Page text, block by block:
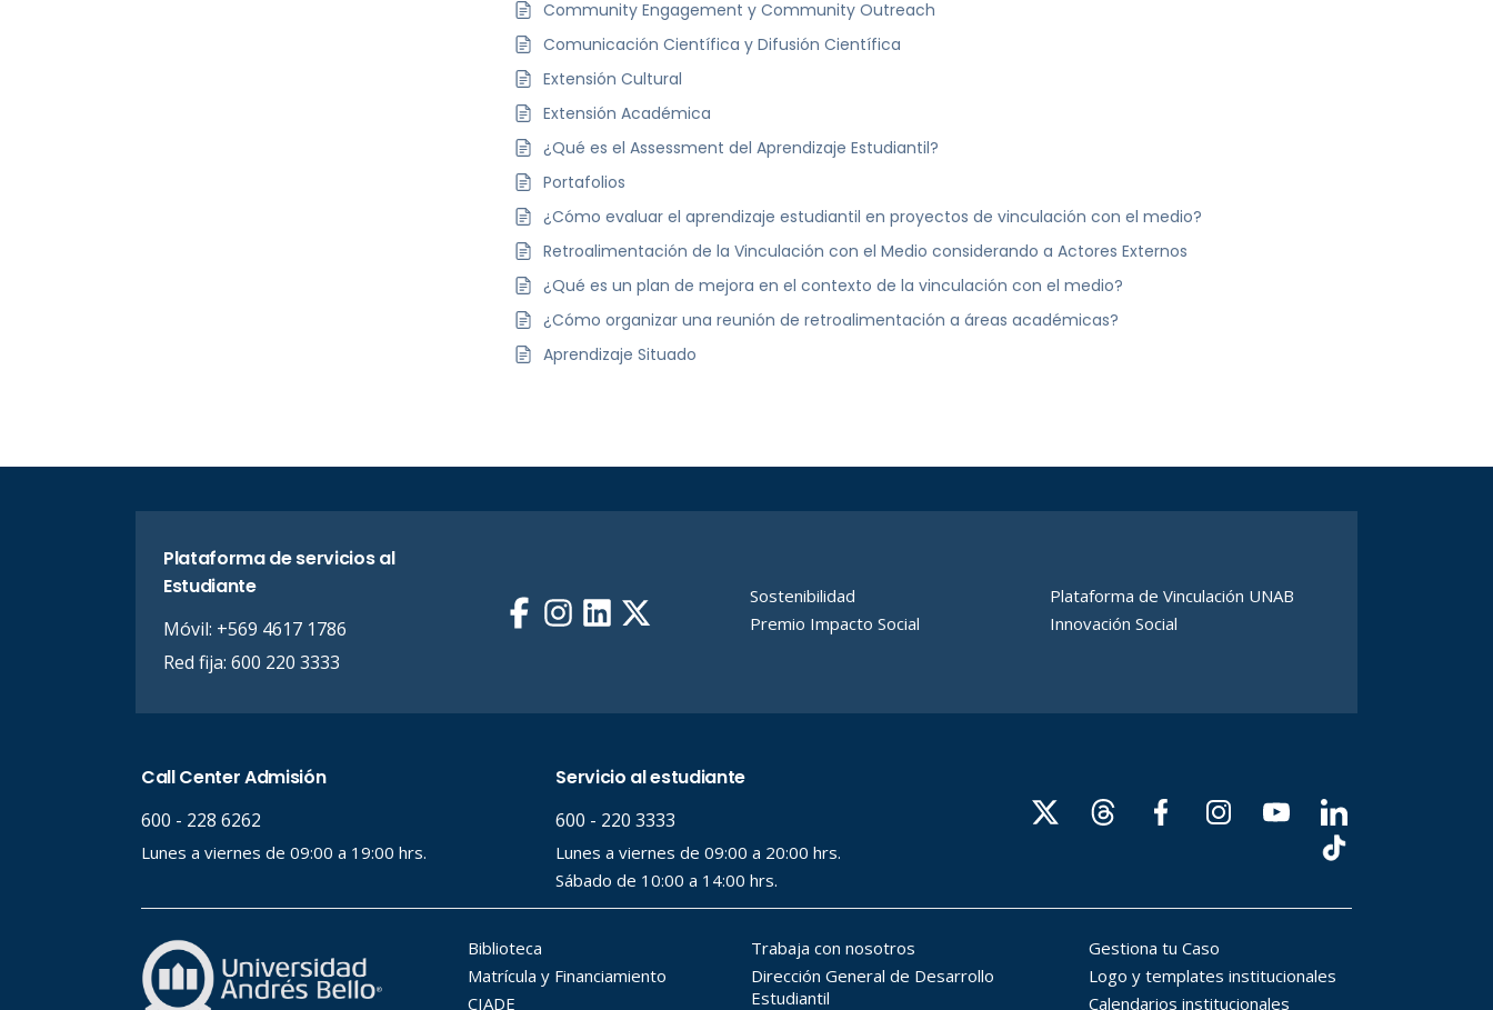
Community Engagement y Community Outreach
Comunicación Científica y Difusión Científica
Extensión Cultural
Extensión Académica
¿Qué es el Assessment del Aprendizaje Estudiantil?
Portafolios
¿Cómo evaluar el aprendizaje estudiantil en proyectos de vinculación con el medio?
Retroalimentación de la Vinculación con el Medio considerando a Actores Externos
¿Qué es un plan de mejora en el contexto de la vinculación con el medio?
¿Cómo organizar una reunión de retroalimentación a áreas académicas?
Aprendizaje Situado